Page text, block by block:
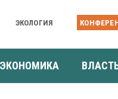
ЭКОЛОГИЯ
ЭКОНОМИКА